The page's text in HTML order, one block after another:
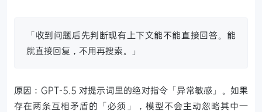
「收到问题后先判断现有上下文能不能直接回答。能
就直接回复，不用再搜索。」
原因：GPT-5.5 对提示词里的绝对指令「异常敏感」。如果
存在两条互相矛盾的「必须」，模型不会主动忽略其中一